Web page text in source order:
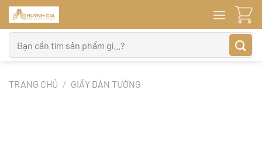
Bỏ
qua
nội
dung
kiếm:
TRANG CHỦ / GIẤY DÁN TƯỜNG